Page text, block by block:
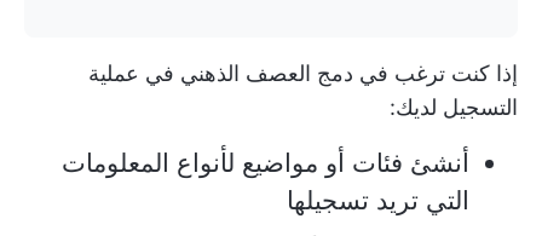
إذا كنت ترغب في دمج العصف الذهني في عملية
التسجيل لديك:
أنشئ فئات أو مواضيع لأنواع المعلومات
التي تريد تسجيلها